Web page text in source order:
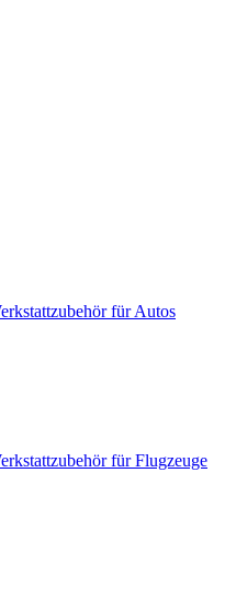
für Autos
für Flugzeuge